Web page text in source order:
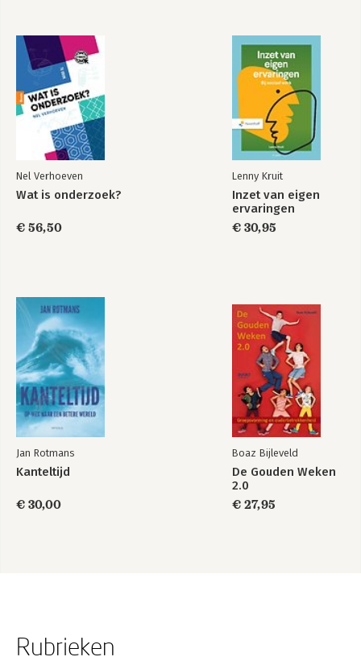
Nel Verhoeven
Wat is onderzoek?
€ 56,50
Lenny Kruit
Inzet van eigen
ervaringen
€ 30,95
Jan Rotmans
Kanteltijd
€ 30,00
Boaz Bijleveld
De Gouden Weken
2.0
€ 27,95
Rubrieken